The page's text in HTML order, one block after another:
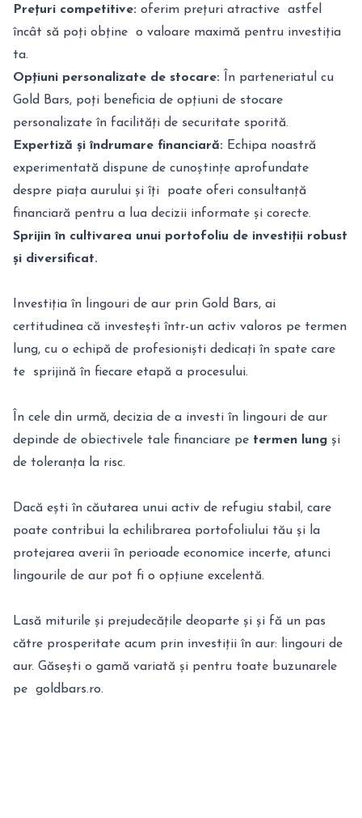
Prețuri competitive: oferim prețuri atractive astfel
încât să poți obține o valoare maximă pentru investiția
ta.
Opțiuni personalizate de stocare:
În parteneriatul cu
Gold Bars, poți beneficia de opțiuni de stocare
personalizate în facilități de securitate sporită.
Expertiză și îndrumare financiară: Echipa noastră
experimentată dispune de cunoștințe aprofundate
despre piața aurului și îți poate oferi consultanță
financiară pentru a lua decizii informate și corecte.
Sprijin în cultivarea unui portofoliu de investiții robust
și diversificat.
Investiția în lingouri de aur prin Gold Bars, ai
certitudinea că investești într-un activ valoros pe termen
lung, cu o echipă de profesioniști dedicați în spate care
te sprijină în fiecare etapă a procesului.
În cele din urmă, decizia de a investi în lingouri de aur
depinde de obiectivele tale financiare pe termen lung și
de toleranța la risc.
Dacă ești în căutarea unui activ de refugiu stabil, care
poate contribui la echilibrarea portofoliului tău și la
protejarea averii în perioade economice incerte, atunci
lingourile de aur pot fi o opțiune excelentă.
Lasă miturile și prejudecățile deoparte și și fă un pas
către prosperitate acum prin investiții în aur: lingouri de
aur. Găsești o gamă variată și pentru toate buzunarele
pe goldbars.ro.